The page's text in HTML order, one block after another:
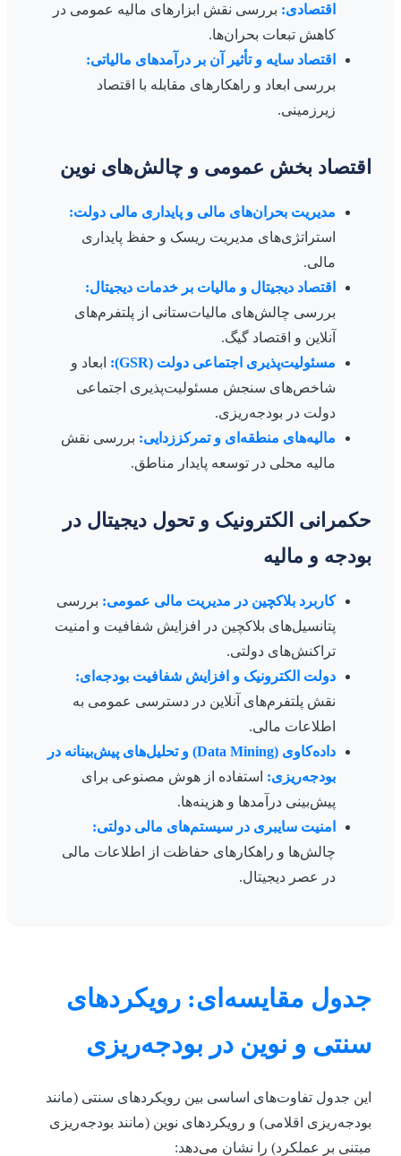
اقتصادی: بررسی نقش ابزارهای مالیه عمومی در
کاهش تبعات بحران‌ها.
اقتصاد سایه و تأثیر آن بر درآمدهای مالیاتی:
بررسی ابعاد و راهکارهای مقابله با اقتصاد
زیرزمینی.
اقتصاد بخش عمومی و چالش‌های نوین
مدیریت بحران‌های مالی و پایداری مالی دولت:
استراتژی‌های مدیریت ریسک و حفظ پایداری
مالی.
اقتصاد دیجیتال و مالیات بر خدمات دیجیتال:
بررسی چالش‌های مالیات‌ستانی از پلتفرم‌های
آنلاین و اقتصاد گیگ.
مسئولیت‌پذیری اجتماعی دولت (GSR):
ابعاد و
شاخص‌های سنجش مسئولیت‌پذیری اجتماعی
دولت در بودجه‌ریزی.
مالیه‌های منطقه‌ای و تمرکززدایی: بررسی نقش
مالیه محلی در توسعه پایدار مناطق.
حکمرانی الکترونیک و تحول دیجیتال در
بودجه و مالیه
کاربرد بلاکچین در مدیریت مالی عمومی: بررسی
پتانسیل‌های بلاکچین در افزایش شفافیت و امنیت
تراکنش‌های دولتی.
دولت الکترونیک و افزایش شفافیت بودجه‌ای:
نقش پلتفرم‌های آنلاین در دسترسی عمومی به
اطلاعات مالی.
داده‌کاوی (Data Mining) و تحلیل‌های پیش‌بینانه در
بودجه‌ریزی: استفاده از هوش مصنوعی برای
پیش‌بینی درآمدها و هزینه‌ها.
امنیت سایبری در سیستم‌های مالی دولتی:
چالش‌ها و راهکارهای حفاظت از اطلاعات مالی
در عصر دیجیتال.
جدول مقایسه‌ای: رویکردهای
سنتی و نوین در بودجه‌ریزی
این جدول تفاوت‌های اساسی بین رویکردهای سنتی (مانند
بودجه‌ریزی اقلامی) و رویکردهای نوین (مانند بودجه‌ریزی
مبتنی بر عملکرد) را نشان می‌دهد: